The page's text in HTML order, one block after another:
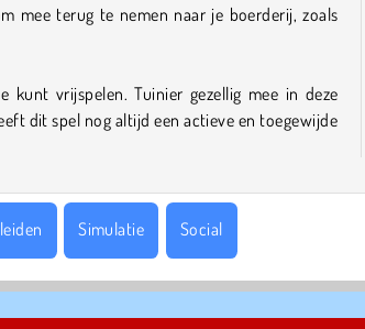
mee terug te nemen naar je boerderij, zoals
vrijspelen. Tuinier gezellig mee in deze
dit spel nog altijd een actieve en toegewijde
Simulatie Social